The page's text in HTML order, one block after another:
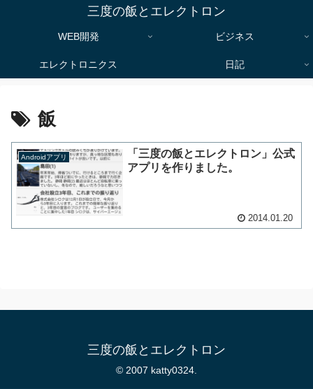
三度の飯とエレクトロン
WEB開発 ビジネス
エレクトロニクス 日記
飯
Androidアプリ
「三度の飯とエレクトロン」公式
アプリを作りました。
2014.01.20
三度の飯とエレクトロン
© 2007 katty0324.